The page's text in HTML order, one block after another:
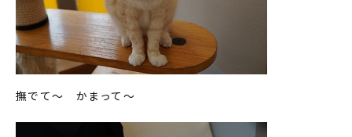
撫でて～ かまって～